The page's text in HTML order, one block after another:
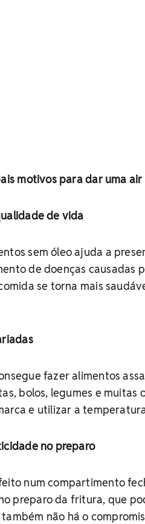
motivos para dar uma
de vida
sem óleo ajuda a
de doenças causadas
se torna mais
fazer alimentos
bolos, legumes e muitas
e utilizar a
no preparo
num compartimento
preparo da fritura, que
não há o